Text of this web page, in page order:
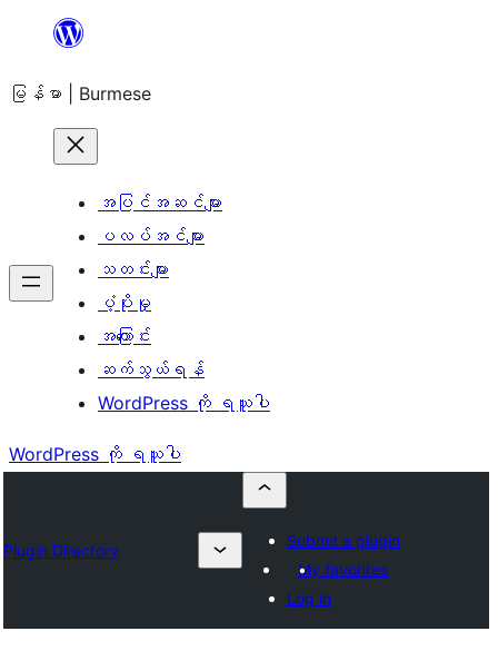
အကြောင်းအရာ
ကျော်သွား
မြန်မာ | Burmese
အပြင်အဆင်များ
ပလပ်အင်များ
သတင်းများ
ပံ့ပိုးမှု
အကြောင်း
ဆက်သွယ်ရန်
WordPress ကို ရယူပါ
WordPress ကို ရယူပါ
Plugin Directory
Submit a plugin
My favorites
Log in